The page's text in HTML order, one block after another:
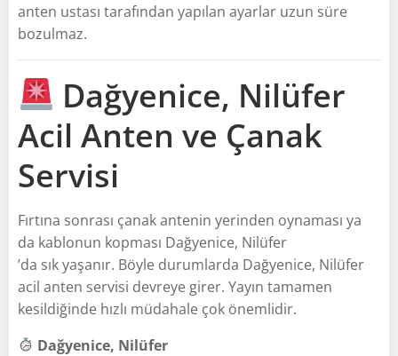
anten ustası tarafından yapılan ayarlar uzun süre
bozulmaz.
Dağyenice, Nilüfer
Acil Anten ve Çanak
Servisi
Fırtına sonrası çanak antenin yerinden oynaması ya
da kablonun kopması Dağyenice, Nilüfer
’da sık yaşanır. Böyle durumlarda Dağyenice, Nilüfer
acil anten servisi devreye girer. Yayın tamamen
kesildiğinde hızlı müdahale çok önemlidir.
Dağyenice, Nilüfer